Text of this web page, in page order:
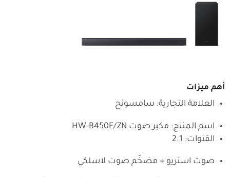
أهم ميزات
العلامة التجارية: سامسونج
اسم المنتج: مكبر صوت HW-B450F/ZN
القنوات: 2.1
صوت استريو + مضخّم صوت لاسلكي